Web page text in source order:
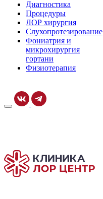
Диагностика
Процедуры
ЛОР хирургия
Слухопротезирование
Фониатрия и
микрохирургия
гортани
Физиотерапия